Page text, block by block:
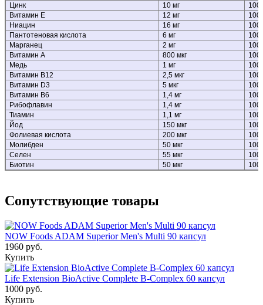
Цинк
10 мг
Витамин Е
12 мг
Ниацин
16 мг
Пантотеновая кислота
6 мг
Марганец
2 мг
Витамин А
800 мкг
Медь
1 мг
Витамин B12
2,5 мкг
Витамин D3
5 мкг
Витамин B6
1,4 мг
Рибофлавин
1,4 мг
Тиамин
1,1 мг
Йод
150 мкг
Фолиевая кислота
200 мкг
Молибден
50 мкг
Селен
55 мкг
Биотин
50 мкг
Сопутствующие товары
NOW Foods ADAM Superior Men's Multi 90 капсул
1960 руб.
Купить
Life Extension BioActive Complete B-Complex 60 капсул
1000 руб.
Купить